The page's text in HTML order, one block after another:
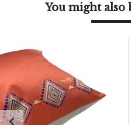
You might also